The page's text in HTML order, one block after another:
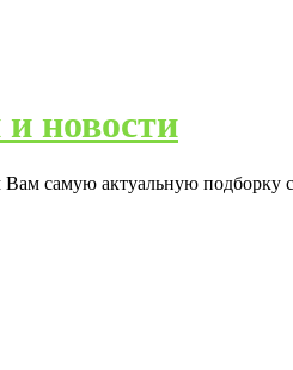
новости
самую актуальную подборку